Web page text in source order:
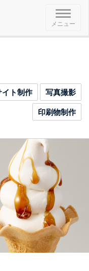
メ
ニ
ュ
メニュー
イト制作 写真撮影
印刷物制作